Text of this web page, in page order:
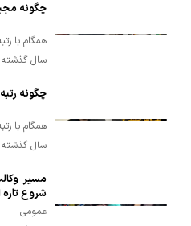
چگونه
همگام با
سال گذشته
چگونه رتبه 1 وکالت کشور شدم؟
همگام با
سال گذشته
مسیر
شروع
عمومی